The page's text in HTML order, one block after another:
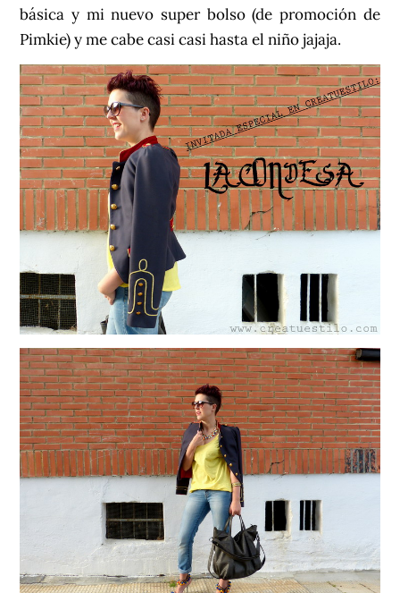
básica y mi nuevo super bolso (de promoción de
Pimkie) y me cabe casi casi hasta el niño jajaja.